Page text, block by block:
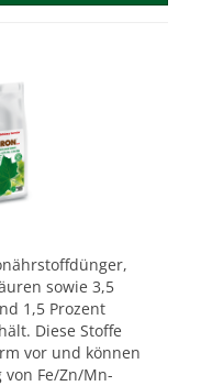
sowie 3,5
1,5 Prozent
Diese Stoffe
vor und können
Fe/Zn/Mn-